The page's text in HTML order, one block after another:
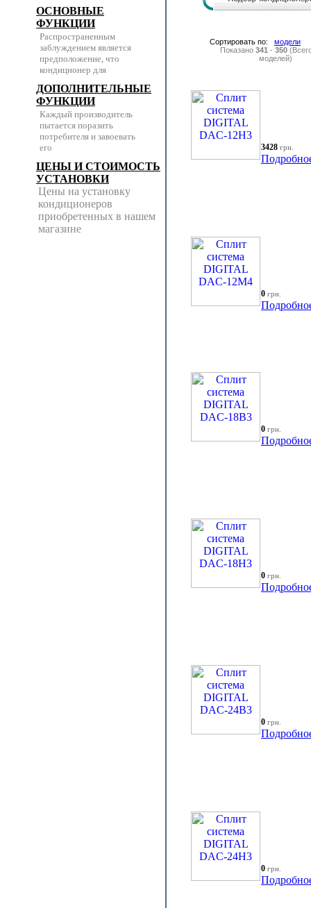
ОСНОВНЫЕ
ФУНКЦИИ
Распространенным
заблуждением является
предположение, что
кондиционер для
ДОПОЛНИТЕЛЬНЫЕ
ФУНКЦИИ
Каждый производитель
пытается поразить
потребителя и завоевать
его
ЦЕНЫ И СТОИМОСТЬ
УСТАНОВКИ
Цены на установку
кондиционеров
приобретенных в нашем
магазине
Сортировать по: модели
Показано 341 - 350
моделей)
3428 грн.
0 грн.
0 грн.
0 грн.
0 грн.
0 грн.